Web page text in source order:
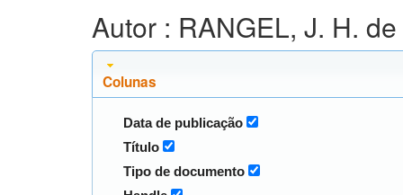
Autor : RANGEL, J. H.
Colunas
Data de publicação
Título
Tipo de documento